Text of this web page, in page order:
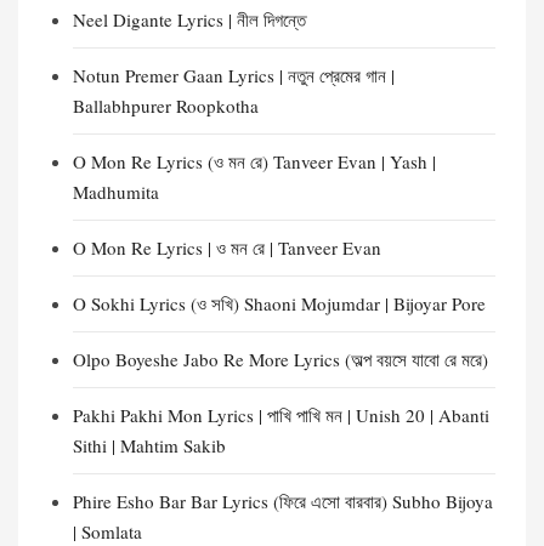
Neel Digante Lyrics | নীল দিগন্তে
Notun Premer Gaan Lyrics | নতুন প্রেমের গান |
Ballabhpurer Roopkotha
O Mon Re Lyrics (ও মন রে) Tanveer Evan | Yash |
Madhumita
O Mon Re Lyrics | ও মন রে | Tanveer Evan
O Sokhi Lyrics (ও সখি) Shaoni Mojumdar | Bijoyar Pore
Olpo Boyeshe Jabo Re More Lyrics (অল্প বয়সে যাবো রে মরে)
Pakhi Pakhi Mon Lyrics | পাখি পাখি মন | Unish 20 | Abanti
Sithi | Mahtim Sakib
Phire Esho Bar Bar Lyrics (ফিরে এসো বারবার) Subho Bijoya
| Somlata